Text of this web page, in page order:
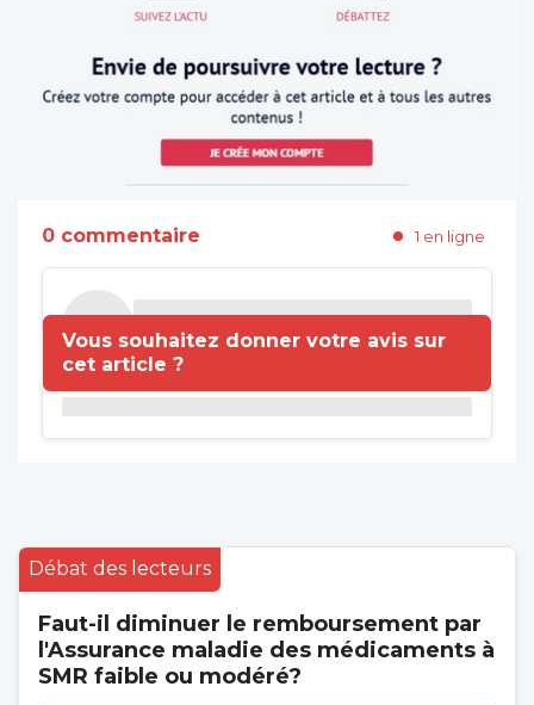
0 commentaire 1 en ligne
Vous souhaitez donner votre avis sur
cet article ?
Débat des lecteurs
Faut-il diminuer le remboursement par
l'Assurance maladie des médicaments à
SMR faible ou modéré?